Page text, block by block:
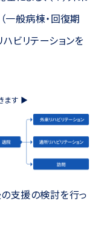
一般病棟・回復期
ビリテーションを
ます ▶
支援の検討を行っ